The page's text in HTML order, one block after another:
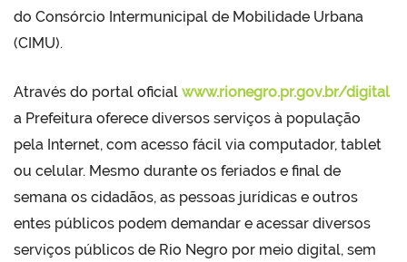
do Consórcio Intermunicipal de Mobilidade Urbana
(CIMU).
Através do portal oficial www.rionegro.pr.gov.br/digital
a Prefeitura oferece diversos serviços à população
pela Internet, com acesso fácil via computador, tablet
ou celular. Mesmo durante os feriados e final de
semana os cidadãos, as pessoas jurídicas e outros
entes públicos podem demandar e acessar diversos
serviços públicos de Rio Negro por meio digital, sem